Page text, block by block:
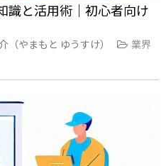
識と活用術｜初心者向け
（やまもと ゆうすけ）
業界